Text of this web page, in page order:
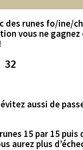
des runes fo/ine/
vous ne gagnez
32
évitez aussi de
15 par 15
aurez plus